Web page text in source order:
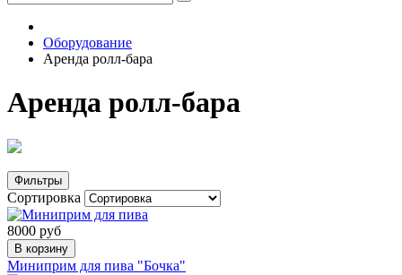
Оборудование
Аренда ролл-бара
Аренда ролл-бара
Фильтры
Сортировка
8000 руб
В корзину
Миниприм для пива "Бочка"